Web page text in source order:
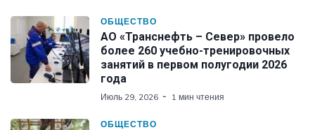
ОБЩЕСТВО
АО «Транснефть – Север» провело
более 260 учебно-тренировочных
занятий в первом полугодии 2026
года
Июль 29, 2026 1 мин чтения
ОБЩЕСТВО